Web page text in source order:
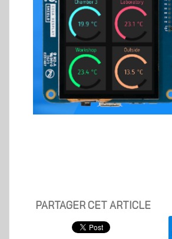
PARTAGER CET ARTICLE